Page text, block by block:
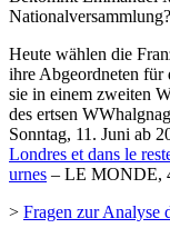
Nationalversammlung?
Heute wählen die
ihre Abgeordneten für
sie in einem zweiten
des ertsen
Sonntag, 11. Juni ab
Londres et dans le
urnes – LE MONDE,
> Fragen zur Analyse